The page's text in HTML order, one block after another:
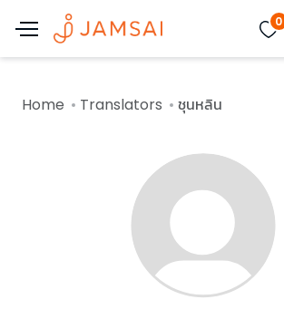
0
Home Translators ชุนหลิน